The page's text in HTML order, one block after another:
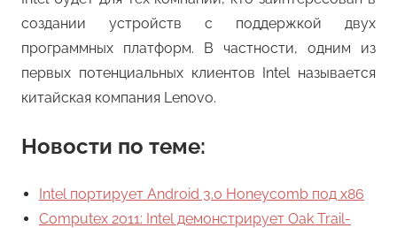
создании устройств с поддержкой двух
программных платформ. В частности, одним из
первых потенциальных клиентов Intel называется
китайская компания Lenovo.
Новости по теме:
Intel портирует Android 3.0 Honeycomb под x86
Computex 2011: Intel демонстрирует Oak Trail-